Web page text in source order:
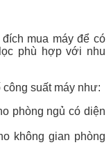
mua máy để có
phù hợp với nhu
suất máy như:
phòng ngủ có diện
không gian phòng